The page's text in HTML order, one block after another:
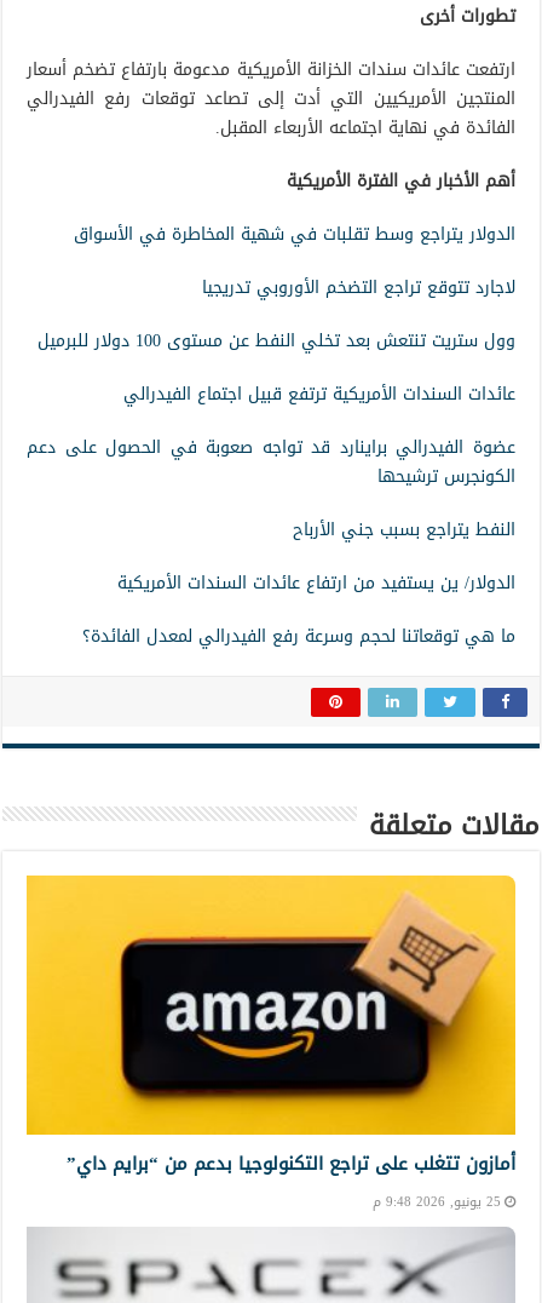
تطورات أخرى
ارتفعت عائدات سندات الخزانة الأمريكية مدعومة بارتفاع تضخم أسعار
المنتجين الأمريكيين التي أدت إلى تصاعد توقعات رفع الفيدرالي
الفائدة في نهاية اجتماعه الأربعاء المقبل.
أهم الأخبار في الفترة الأمريكية
الدولار يتراجع وسط تقلبات في شهية المخاطرة في الأسواق
لاجارد تتوقع تراجع التضخم الأوروبي تدريجيا
وول ستريت تنتعش بعد تخلي النفط عن مستوى 100 دولار للبرميل
عائدات السندات الأمريكية ترتفع قبيل اجتماع الفيدرالي
عضوة الفيدرالي براينارد قد تواجه صعوبة في الحصول على دعم
الكونجرس ترشيحها
النفط يتراجع بسبب جني الأرباح
الدولار/ ين يستفيد من ارتفاع عائدات السندات الأمريكية
ما هي توقعاتنا لحجم وسرعة رفع الفيدرالي لمعدل الفائدة؟
مقالات متعلقة
أمازون تتغلب على تراجع التكنولوجيا بدعم من “برايم داي”
25 يونيو, 2026 9:48 م